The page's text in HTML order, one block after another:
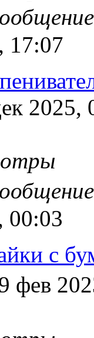
17:07
2025,
00:03
с
фев